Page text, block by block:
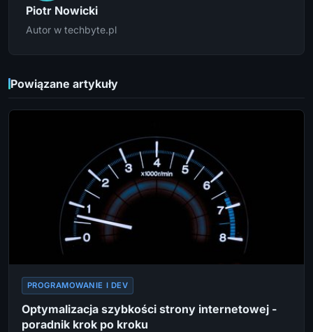
Piotr Nowicki
Autor w techbyte.pl
Powiązane artykuły
PROGRAMOWANIE I DEV
Optymalizacja szybkości strony internetowej -
poradnik krok po kroku